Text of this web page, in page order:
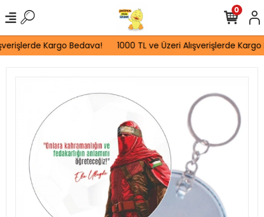
Kargo Bedava! 1000 TL ve Üzeri Alışverişlerde Kargo
0